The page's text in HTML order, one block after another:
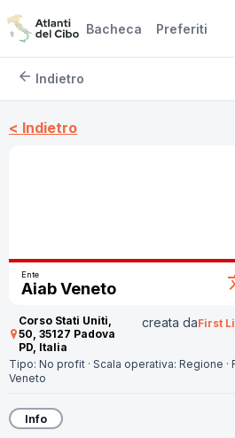
Bacheca Preferiti
arrow_back Indietro
< Indietro
Ente
Aiab Veneto
Corso Stati Uniti,
50, 35127 Padova
PD, Italia
creata daFirst
Tipo: No profit · Scala operativa: Regione ·
Veneto
Info